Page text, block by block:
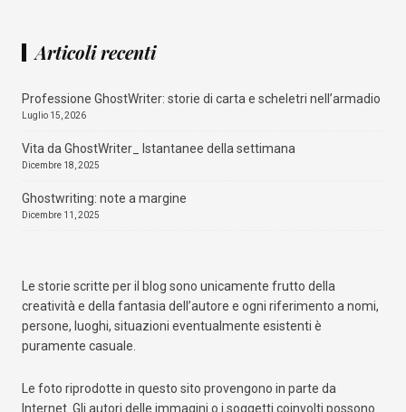
Qualcosa nascosto
Articoli recenti
Professione GhostWriter: storie di carta e scheletri nell’armadio
Luglio 15, 2026
Vita da GhostWriter_ Istantanee della settimana
Dicembre 18, 2025
Ghostwriting: note a margine
Dicembre 11, 2025
Le storie scritte per il blog sono unicamente frutto della
creatività e della fantasia dell’autore e ogni riferimento a nomi,
persone, luoghi, situazioni eventualmente esistenti è
puramente casuale.
Le foto riprodotte in questo sito provengono in parte da
Internet. Gli autori delle immagini o i soggetti coinvolti possono